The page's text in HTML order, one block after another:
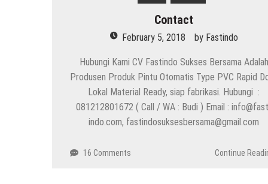
Contact
February 5, 2018 by Fastindo
Hubungi Kami CV Fastindo Sukses Bersama Adalah
Produsen Produk Pintu Otomatis Type PVC Rapid
Lokal Material Ready, siap fabrikasi. Hubungi :
081212801672 ( Call / WA : Budi ) Email :
indo.com, fastindosuksesbersama@gmail.com
16 Comments Continue